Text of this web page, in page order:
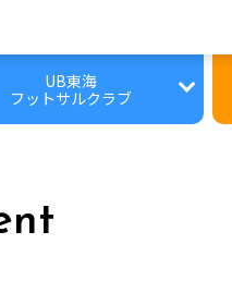
UB東海
フットサルクラブ
個サル・個サイチ